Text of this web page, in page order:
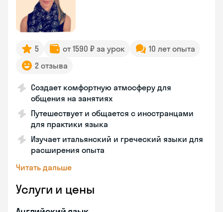
5 от 1590 ₽ за урок
10 лет опыта
2 отзыва
Создает комфортную атмосферу для
общения на занятиях
Путешествует и общается с иностранцами
для практики языка
Изучает итальянский и греческий языки для
расширения опыта
Читать дальше
Услуги и цены